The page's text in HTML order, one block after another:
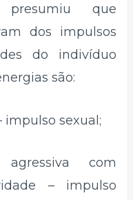
presumiu que
dos impulsos
do indivíduo
são:
impulso sexual;
com
– impulso